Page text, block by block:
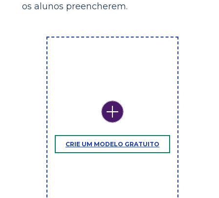
os alunos preencherem.
CRIE UM MODELO GRATUITO